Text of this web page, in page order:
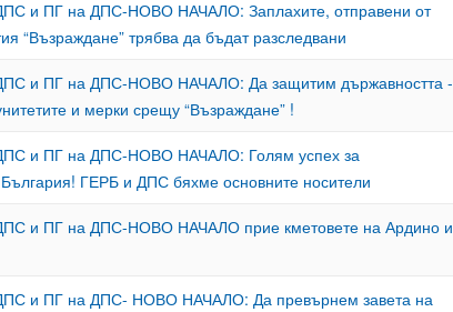
и ПГ на ДПС-НОВО НАЧАЛО: Заплахите, отправени от
“Възраждане” трябва да бъдат разследвани
и ПГ на ДПС-НОВО НАЧАЛО: Да защитим държавността -
и мерки срещу “Възраждане” !
и ПГ на ДПС-НОВО НАЧАЛО: Голям успех за
България! ГЕРБ и ДПС бяхме основните носители
и ПГ на ДПС-НОВО НАЧАЛО прие кметовете на Ардино и
и ПГ на ДПС- НОВО НАЧАЛО: Да превърнем завета на